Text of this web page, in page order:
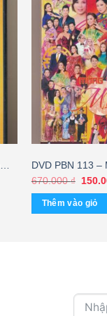
DVD PBN 113 –
(2 Disc, KHÔNG
670.000₫ Giá
là:
Thêm vào giỏ